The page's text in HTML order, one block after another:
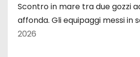
Scontro in mare tra due gozzi
affonda. Gli equipaggi messi in
2026